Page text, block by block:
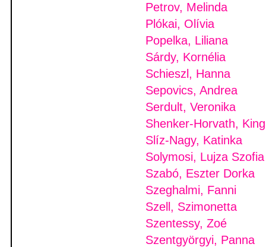
Petrov, Melinda
Plókai, Olívia
Popelka, Liliana
Sárdy, Kornélia
Schieszl, Hanna
Sepovics, Andrea
Serdult, Veronika
Shenker-Horvath,
Slíz-Nagy, Katinka
Solymosi, Lujza Szofia
Szabó, Eszter Dorka
Szeghalmi, Fanni
Szell, Szimonetta
Szentessy, Zoé
Szentgyörgyi, Panna